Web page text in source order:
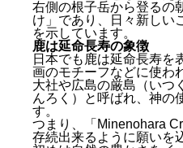
右側の根子岳から登るの
け」であり、日々新しい
を示しています。
鹿は延命長寿の象徴
日本でも鹿は延命長寿を
画のモチーフなどに使わ
大社や広島の厳島（いつ
んろく）と呼ばれ、神の
す。
つまり、「Minenohara
存続出来るように願いを